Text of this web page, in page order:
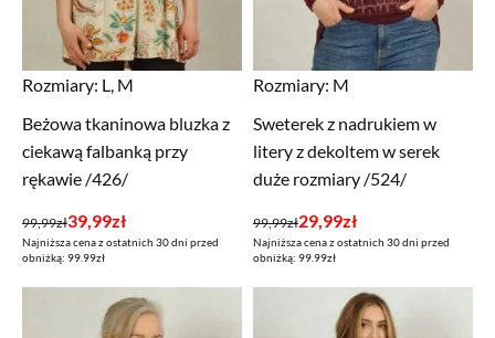
Rozmiary: L, M
Beżowa tkaninowa bluzka z
ciekawą falbanką przy
rękawie /426/
99,99zł
Pierwotna
cena
39,99zł
Aktualna
cena
Najniższa cena z ostatnich 30 dni przed
obniżką: 99.99zł
Rozmiary: M
Sweterek z nadrukiem w
litery z dekoltem w serek
duże rozmiary /524/
99,99zł
Pierwotna
cena
29,99zł
Aktualna
cena
Najniższa cena z ostatnich 30 dni przed
obniżką: 99.99zł